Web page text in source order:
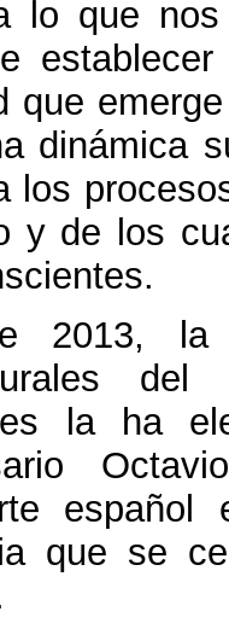
lo que
establecer
que
dinámica
los
y de los
2013, la
del
la ha
español
que se